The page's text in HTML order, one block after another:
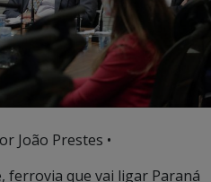
João Prestes •
ferrovia que vai ligar Paraná